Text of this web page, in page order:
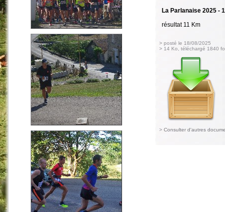
La Parlanaise 2025 -
résultat 11 Km
> posté le 18/08/2025
> 14 Ko, téléchargé 1840
> Consulter d'autres